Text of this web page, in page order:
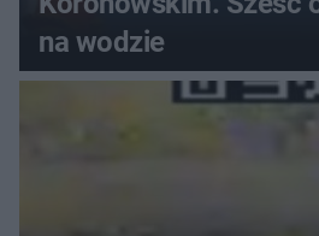
na wodzie